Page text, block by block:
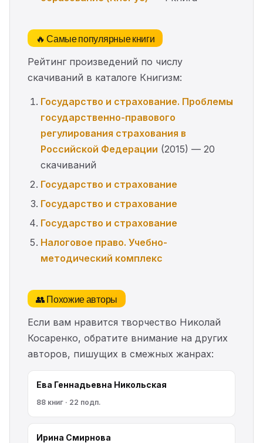
🔥 Самые популярные книги
Рейтинг произведений по числу
скачиваний в каталоге Книгизм:
Государство и страхование. Проблемы
государственно-правового
регулирования страхования в
Российской Федерации (2015) — 20
скачиваний
Государство и страхование
Государство и страхование
Государство и страхование
Налоговое право. Учебно-
методический комплекс
👥 Похожие авторы
Если вам нравится творчество Николай
Косаренко, обратите внимание на других
авторов, пишущих в смежных жанрах:
Ева Геннадьевна Никольская
88 книг · 22 подп.
Ирина Смирнова